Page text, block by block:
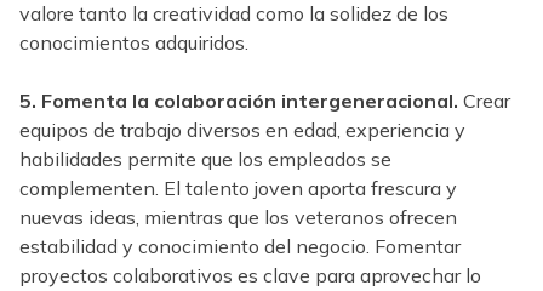
valore tanto la creatividad como la solidez de los
conocimientos adquiridos.
5. Fomenta la colaboración intergeneracional. Crear
equipos de trabajo diversos en edad, experiencia y
habilidades permite que los empleados se
complementen. El talento joven aporta frescura y
nuevas ideas, mientras que los veteranos ofrecen
estabilidad y conocimiento del negocio. Fomentar
proyectos colaborativos es clave para aprovechar lo